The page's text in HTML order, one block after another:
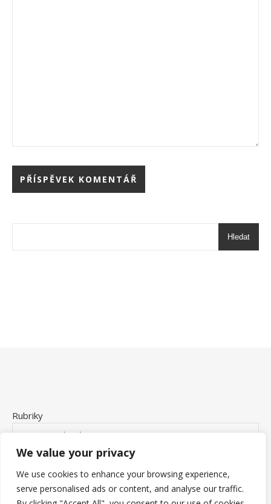
We value your privacy
We use cookies to enhance your browsing experience,
serve personalised ads or content, and analyse our traffic.
Hledat
Rubriky